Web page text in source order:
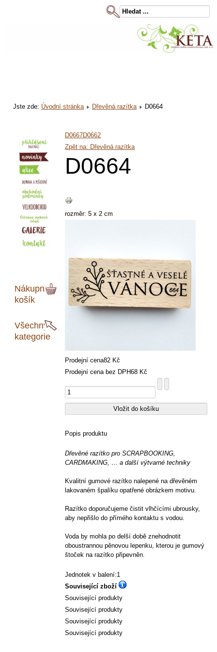
Jste zde: Úvodní stránka Dřevěná razítka D0664
Nákupní
košík
Všechny
kategorie
D0667D0662
Zpět na: Dřevěná razítka
D0664
rozměr: 5 x 2 cm
Prodejní cena82 Kč
Prodejní cena bez DPH68 Kč
Popis produktu
Dřevěné razítko pro SCRAPBOOKING,
CARDMAKING, … a další výtvarné techniky
Kvalitní gumové razítko nalepené na dřevěném
lakovaném špalíku opatřené obrázkem motivu.
Razítko doporučujeme čistit vlhčícími ubrousky,
aby nepřišlo do přímého kontaktu s vodou.
Voda by mohla po delší době znehodnotit
oboustrannou pěnovou lepenku, kterou je gumový
štoček na razítko připevněn.
Jednotek v balení:1
Související zboží
Související produkty
Související produkty
Související produkty
Související produkty